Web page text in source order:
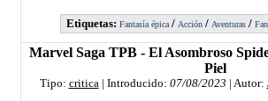
Etiquetas: Fantasía épica/ Acción/ Aventuras/
Marvel Saga TPB - El Asombroso
Piel
Tipo: critica| Introducido: 07/08/2023 | Autor: